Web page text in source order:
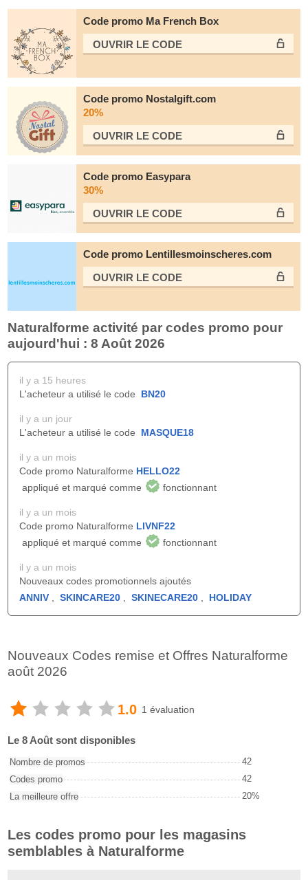
Code promo Ma French Box
OUVRIR LE СODE
Code promo Nostalgift.com
20%
OUVRIR LE СODE
Code promo Easypara
30%
OUVRIR LE СODE
Code promo Lentillesmoinscheres.com
OUVRIR LE СODE
Naturalforme activité par codes promo pour
aujourd'hui : 8 Août 2026
il y a 15 heures
L'acheteur a utilisé le code BN20
il y a un jour
L'acheteur a utilisé le code MASQUE18
il y a un mois
Code promo Naturalforme HELLO22
appliqué et marqué comme
fonctionnant
il y a un mois
Code promo Naturalforme LIVNF22
appliqué et marqué comme
fonctionnant
il y a un mois
Nouveaux codes promotionnels ajoutés
ANNIV
SKINCARE20 SKINECARE20 HOLIDAY
Nouveaux Codes remise et Offres Naturalforme
août 2026
1.0 1 évaluation
Le 8 Août sont disponibles
Nombre de promos
42
Codes promo
42
La meilleure offre
20%
Les codes promo pour les magasins
semblables à Naturalforme